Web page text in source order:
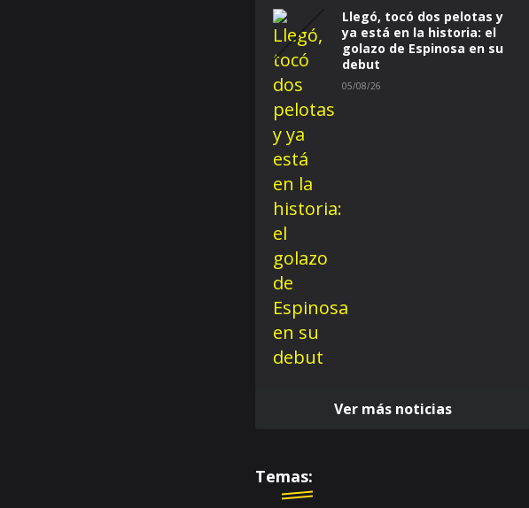
Llegó, tocó dos pelotas y
ya está en la historia: el
golazo de Espinosa en su
debut
05/08/26
Ver más noticias
Temas: